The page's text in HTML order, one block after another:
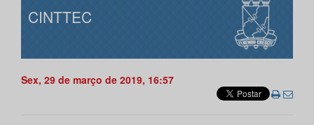
CINTTEC
Sex, 29 de março de 2019, 16:57